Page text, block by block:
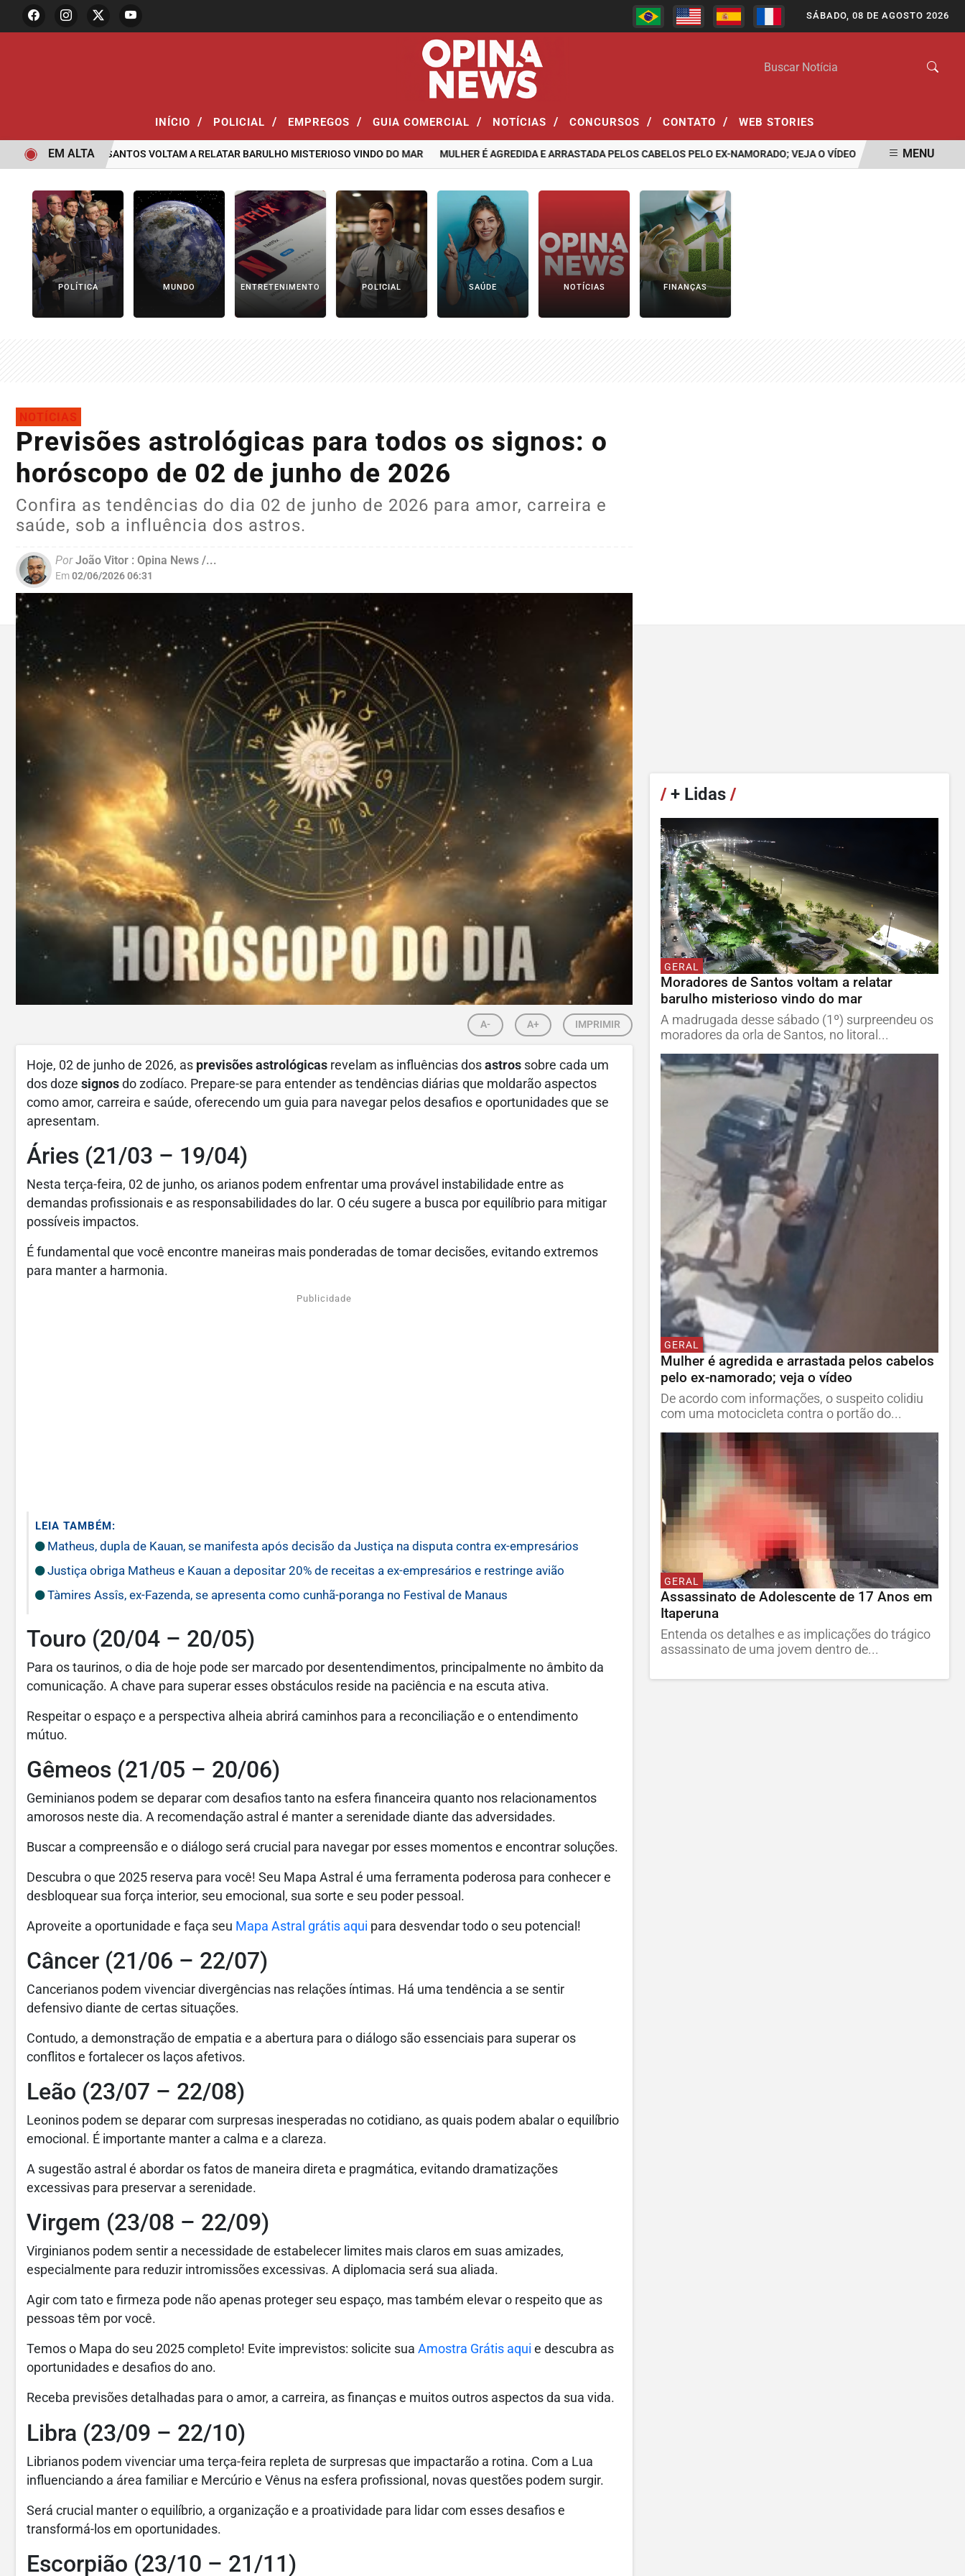
SÁBADO, 08 DE AGOSTO 2026
INÍCIO / POLICIAL / EMPREGOS / GUIA COMERCIAL / NOTÍCIAS / CONCURSOS / CONTATO / WEB STORIES
MORADORES DE SANTOS VOLTAM A RELATAR BARULHO MISTERIOSO VINDO DO MAR MULHER É AGREDIDA E ARRASTADA PELOS CABELOS PELO EX-NAMORADO; VEJA O VÍDEO ASSASSINATO DE
EM ALTA MENU
POLÍTICA MUNDO ENTRETENIMENTO POLICIAL SAÚDE NOTÍCIAS FINANÇAS
NOTÍCIAS
Previsões astrológicas para todos os signos: o
horóscopo de 02 de junho de 2026
Confira as tendências do dia 02 de junho de 2026 para amor, carreira e
saúde, sob a influência dos astros.
PorJoão Vitor : Opina News /...
Em02/06/2026 06:31
A- A+ IMPRIMIR
Hoje, 02 de junho de 2026, as previsões astrológicas revelam as influências dos astros sobre cada um
dos doze signos do zodíaco. Prepare-se para entender as tendências diárias que moldarão aspectos
como amor, carreira e saúde, oferecendo um guia para navegar pelos desafios e oportunidades que se
apresentam.
Áries (21/03 – 19/04)
Nesta terça-feira, 02 de junho, os arianos podem enfrentar uma provável instabilidade entre as
demandas profissionais e as responsabilidades do lar. O céu sugere a busca por equilíbrio para mitigar
possíveis impactos.
É fundamental que você encontre maneiras mais ponderadas de tomar decisões, evitando extremos
para manter a harmonia.
Publicidade
LEIA TAMBÉM:
Matheus, dupla de Kauan, se manifesta após decisão da Justiça na disputa contra ex-empresários
Justiça obriga Matheus e Kauan a depositar 20% de receitas a ex-empresários e restringe avião
Tàmires Assîs, ex-Fazenda, se apresenta como cunhã-poranga no Festival de Manaus
Touro (20/04 – 20/05)
Para os taurinos, o dia de hoje pode ser marcado por desentendimentos, principalmente no âmbito da
comunicação. A chave para superar esses obstáculos reside na paciência e na escuta ativa.
Respeitar o espaço e a perspectiva alheia abrirá caminhos para a reconciliação e o entendimento
mútuo.
Gêmeos (21/05 – 20/06)
Geminianos podem se deparar com desafios tanto na esfera financeira quanto nos relacionamentos
amorosos neste dia. A recomendação astral é manter a serenidade diante das adversidades.
Buscar a compreensão e o diálogo será crucial para navegar por esses momentos e encontrar soluções.
Descubra o que 2025 reserva para você! Seu Mapa Astral é uma ferramenta poderosa para conhecer e
desbloquear sua força interior, seu emocional, sua sorte e seu poder pessoal.
Aproveite a oportunidade e faça seu Mapa Astral grátis aqui para desvendar todo o seu potencial!
Câncer (21/06 – 22/07)
Cancerianos podem vivenciar divergências nas relações íntimas. Há uma tendência a se sentir
defensivo diante de certas situações.
Contudo, a demonstração de empatia e a abertura para o diálogo são essenciais para superar os
conflitos e fortalecer os laços afetivos.
Leão (23/07 – 22/08)
Leoninos podem se deparar com surpresas inesperadas no cotidiano, as quais podem abalar o equilíbrio
emocional. É importante manter a calma e a clareza.
A sugestão astral é abordar os fatos de maneira direta e pragmática, evitando dramatizações
excessivas para preservar a serenidade.
Virgem (23/08 – 22/09)
Virginianos podem sentir a necessidade de estabelecer limites mais claros em suas amizades,
especialmente para reduzir intromissões excessivas. A diplomacia será sua aliada.
Agir com tato e firmeza pode não apenas proteger seu espaço, mas também elevar o respeito que as
pessoas têm por você.
Temos o Mapa do seu 2025 completo! Evite imprevistos: solicite sua Amostra Grátis aqui e descubra as
oportunidades e desafios do ano.
Receba previsões detalhadas para o amor, a carreira, as finanças e muitos outros aspectos da sua vida.
Libra (23/09 – 22/10)
Librianos podem vivenciar uma terça-feira repleta de surpresas que impactarão a rotina. Com a Lua
influenciando a área familiar e Mercúrio e Vênus na esfera profissional, novas questões podem surgir.
Será crucial manter o equilíbrio, a organização e a proatividade para lidar com esses desafios e
transformá-los em oportunidades.
Escorpião (23/10 – 21/11)
/+ Lidas /
GERAL
Moradores de Santos voltam a relatar
barulho misterioso vindo do mar
A madrugada desse sábado (1º) surpreendeu os
moradores da orla de Santos, no litoral...
GERAL
Mulher é agredida e arrastada pelos cabelos
pelo ex-namorado; veja o vídeo
De acordo com informações, o suspeito colidiu
com uma motocicleta contra o portão do...
GERAL
Assassinato de Adolescente de 17 Anos em
Itaperuna
Entenda os detalhes e as implicações do trágico
assassinato de uma jovem dentro de...